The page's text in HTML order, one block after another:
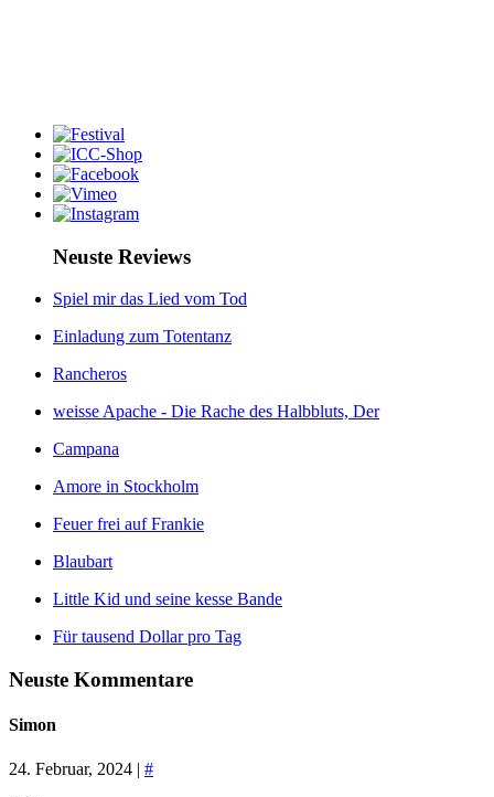
Neuste Reviews
Spiel mir das Lied vom Tod
Einladung zum Totentanz
Rancheros
weisse Apache - Die Rache des Halbbluts, Der
Campana
Amore in Stockholm
Feuer frei auf Frankie
Blaubart
Little Kid und seine kesse Bande
Für tausend Dollar pro Tag
Neuste Kommentare
Simon
24. Februar, 2024 | #